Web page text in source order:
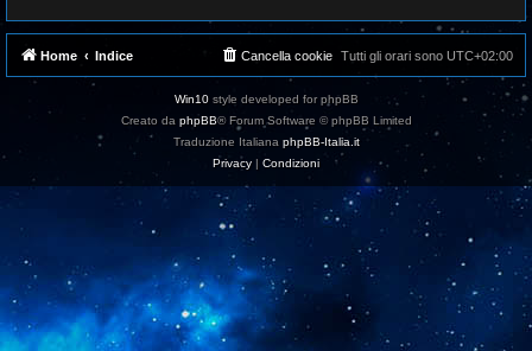
Home Indice Tutti gli orari sono UTC+02:00
Cancella cookie
Win10style developed for phpBB
Creato da phpBB® Forum Software © phpBB Limited
Traduzione Italiana phpBB-Italia.it
Privacy | Condizioni